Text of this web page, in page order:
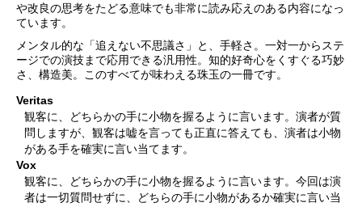
や改良の思考をたどる意味でも非常に読み応えのある内容になっ
ています。
メンタル的な「追えない不思議さ」と、手軽さ。一対一からステ
ージでの演技まで応用できる汎用性。知的好奇心をくすぐる巧妙
さ、構造美。このすべてが味わえる珠玉の一冊です。
Veritas
観客に、どちらかの手に小物を握るように言います。演者が質
問しますが、観客は嘘を言っても正直に答えても、演者は小物
がある手を確実に言い当てます。
Vox
観客に、どちらかの手に小物を握るように言います。今回は演
者は一切質問せずに、どちらの手に小物があるか確実に言い当